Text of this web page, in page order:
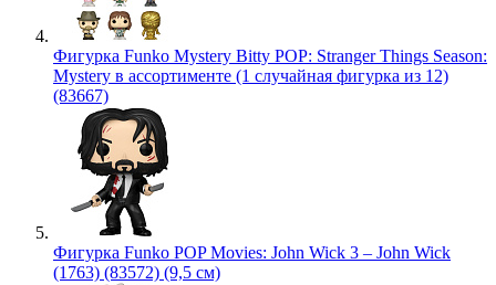
Фигурка Funko Mystery Bitty POP: Stranger Things Season:
Mystery в ассортименте (1 случайная фигурка из 12)
(83667)
Фигурка Funko POP Movies: John Wick 3 – John Wick
(1763) (83572) (9,5 см)